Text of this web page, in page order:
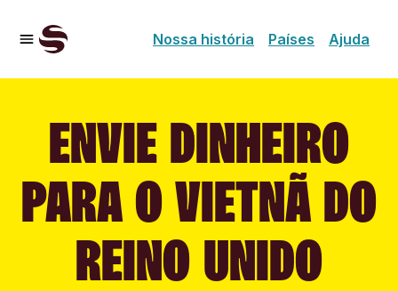
Nossa história Países Ajuda
ENVIE DINHEIRO
PARA O VIETNÃ DO
REINO UNIDO